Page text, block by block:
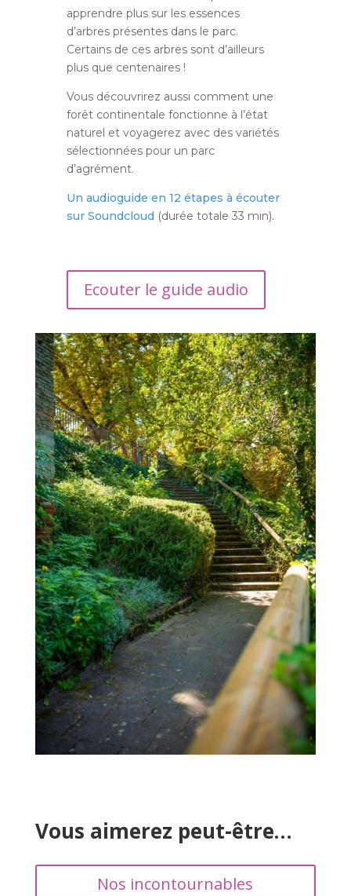
apprendre plus sur les essences
d’arbres présentes dans le parc.
Certains de ces arbres sont d’ailleurs
plus que centenaires !
Vous découvrirez aussi comment une
forêt continentale fonctionne à l’état
naturel et voyagerez avec des variétés
sélectionnées pour un parc
d’agrément.
Un audioguide en 12 étapes à écouter
sur Soundcloud (durée totale 33 min).
Ecouter le guide audio
Vous aimerez peut-être…
Nos incontournables